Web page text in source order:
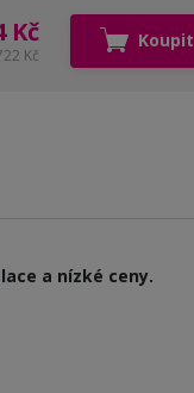
Kč
Kč
Koupit
a nízké ceny.